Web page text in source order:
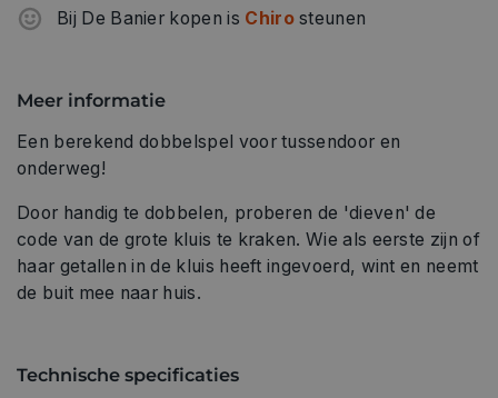
Bij De Banier kopen is Chirosteunen
Meer informatie
Een berekend dobbelspel voor tussendoor en
onderweg!
Door handig te dobbelen, proberen de 'dieven' de
code van de grote kluis te kraken. Wie als eerste zijn of
haar getallen in de kluis heeft ingevoerd, wint en neemt
de buit mee naar huis.
Technische specificaties